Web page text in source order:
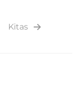
Kitas